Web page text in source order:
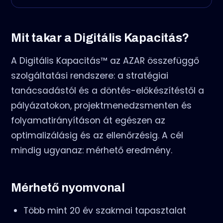
Mit takar a Digitális Kapacitás?
A Digitális Kapacitás™ az AZAR összefüggő
szolgáltatási rendszere: a stratégiai
tanácsadástól és a döntés-előkészítéstől a
pályázatokon, projektmenedzsmenten és
folyamatirányításon át egészen az
optimalizálásig és az ellenőrzésig. A cél
mindig ugyanaz: mérhető eredmény.
Mérhető nyomvonal
Több mint 20 év szakmai tapasztalat